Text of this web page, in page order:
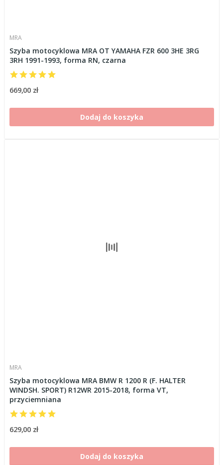
MRA
Szyba motocyklowa MRA OT YAMAHA FZR 600 3HE 3RG
3RH 1991-1993, forma RN, czarna
669,00 zł
Dodaj do koszyka
MRA
Szyba motocyklowa MRA BMW R 1200 R (F. HALTER
WINDSH. SPORT) R12WR 2015-2018, forma VT,
przyciemniana
629,00 zł
Dodaj do koszyka